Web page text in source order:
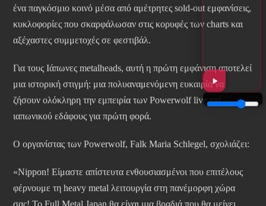
ένα παγκόσμιο κοινό μέσα από αμέτρητες sold-out εμφανίσεις,
κυκλοφορίες που σκαρφάλωσαν στις κορυφές των charts και
αξέχαστες συμμετοχές σε φεστιβάλ.
Για τους Ιάπωνες metalheads, αυτή η πρώτη εμφάνιση αποτελεί
μια ιστορική στιγμή: μια πολυαναμενόμενη ευκαιρία να
ζήσουν ολόκληρη την εμπειρία των Powerwolf live επί
ιαπωνικού εδάφους για πρώτη φορά.
Ο οργανίστας των Powerwolf, Falk Maria Schlegel, σχολιάζει:
«Nippon! Είμαστε απίστευτα ενθουσιασμένοι που επιτέλους
φέρνουμε τη heavy metal λειτουργία στη πανέμορφη χώρα